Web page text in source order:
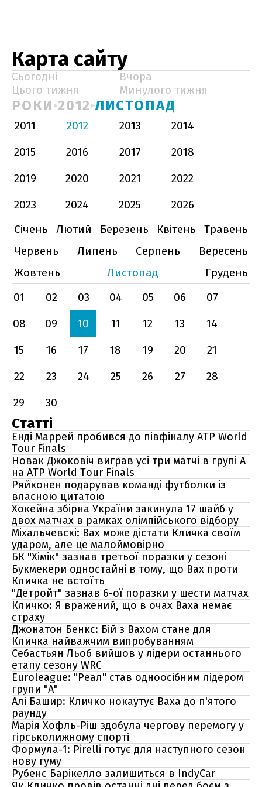
Карта сайту
Сьогодні
Вчора
Цього тижня
Минулого тижня
РОКИ 2012 ЛИСТОПАД
2011 2012 2013
2014
2015
2016 2017
2018
2019
2020 2021
2022
2023
2024 2025
2026
Січень
Лютий Березень Квітень
Травень
Червень
Липень Серпень
Вересень
Жовтень
Листопад
Грудень
01
02 03 04 05 06
07
08
09 10 11 12 13
14
15
16 17 18 19 20
21
22
23 24 25 26 27
28
29
30
Статті
Енді Маррей пробився до півфіналу ATP World
Tour Finals
Новак Джоковіч виграв усі три матчі в групі А
на ATP World Tour Finals
Ряйконен подарував команді футболки із
власною цитатою
Хокейна збірна України закинула 17 шайб у
двох матчах в рамках олімпійського відбору
Міхальчевскі: Вах може дістати Кличка своїм
ударом, але це малоймовірно
БК "Хімік" зазнав третьої поразки у сезоні
Букмекери одностайні в тому, що Вах проти
Кличка не встоїть
"Детройт" зазнав 6-ої поразки у шести матчах
Кличко: Я вражений, що в очах Ваха немає
страху
Джонатон Бенкс: Бій з Вахом стане для
Кличка найважчим випробуванням
Себастьян Льоб вийшов у лідери останнього
етапу сезону WRC
Euroleague: "Реал" став одноосібним лідером
групи "А"
Алі Башир: Кличко нокаутує Ваха до п'ятого
раунду
Марія Хофль-Ріш здобула чергову перемогу у
гірськолижному спорті
Формула-1: Pirelli готує для наступного сезон
нову гуму
Рубенс Барікелло залишиться в IndyCar